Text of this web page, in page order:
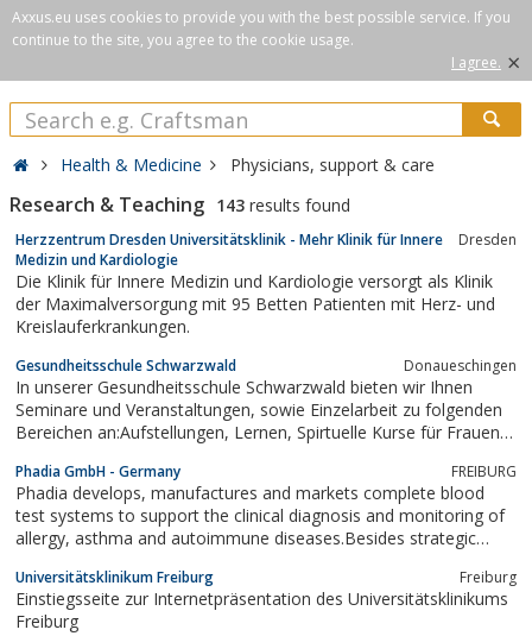
Axxus.eu uses cookies to provide you with the best possible service. If you
continue to the site, you agree to the cookie usage.
I agree. ×
Health & Medicine Physicians, support & care
Research & Teaching 143 results found
Herzzentrum Dresden Universitätsklinik - Mehr Klinik für Innere
Medizin und Kardiologie
Dresden
Die Klinik für Innere Medizin und Kardiologie versorgt als Klinik
der Maximalversorgung mit 95 Betten Patienten mit Herz- und
Kreislauferkrankungen.
Gesundheitsschule Schwarzwald Donaueschingen
In unserer Gesundheitsschule Schwarzwald bieten wir Ihnen
Seminare und Veranstaltungen, sowie Einzelarbeit zu folgenden
Bereichen an:Aufstellungen, Lernen, Spirtuelle Kurse für Frauen,
Quantum Methode), Schamanische Reisen.
Phadia GmbH - Germany FREIBURG
Phadia develops, manufactures and markets complete blood
test systems to support the clinical diagnosis and monitoring of
allergy, asthma and autoimmune diseases.Besides strategic
international centre in Uppsala incorporates extensive research
and development facilities,...
Universitätsklinikum Freiburg Freiburg
Einstiegsseite zur Internetpräsentation des Universitätsklinikums
Freiburg